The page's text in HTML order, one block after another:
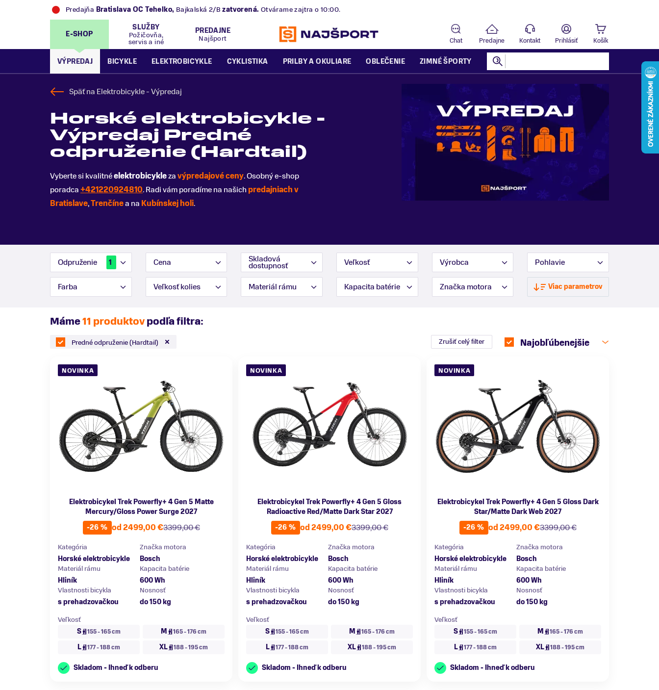
Predajňa Bratislava OC Tehelko, Bajkalská 2/B zatvorená. Otvárame zajtra o 10:00.
E-SHOP
SLUŽBY
Požičovňa,
servis a iné
PREDAJNE
Najšport
Chat Predajne Kontakt Prihlásiť Košík
VÝPREDAJ BICYKLE ELEKTROBICYKLE CYKLISTIKA PRILBY A OKULIARE OBLEČENIE ZIMNÉ ŠPORTY
Späť na Elektrobicykle - Výpredaj
Horské elektrobicykle -
Výpredaj Predné
odpruženie (Hardtail)
Vyberte si kvalitnéelektrobicyklezavýpredajové ceny. Osobný e-shop
poradca+421220924810. Radi vám poradíme na našich predajniach v
Bratislave,Trenčínea na Kubínskej holi.
Odpruženie 1 Cena Skladová
dostupnosť Veľkosť Výrobca Pohlavie
Farba Veľkosť kolies Materiál rámu Kapacita batérie Značka motora Viac parametrov
Máme11 produktovpodľa filtra:
Predné odpruženie (Hardtail) Zrušiť celý filter Najobľúbenejšie
NOVINKA
Elektrobicykel Trek Powerfly+ 4 Gen 5 Matte
Mercury/Gloss Power Surge 2027
-26 %
3399,00 €
od 2499,00 €
Kategória
Horské elektrobicykle
Značka motora
Bosch
Materiál rámu
Hliník
Kapacita batérie
600 Wh
Vlastnosti bicykla
s prehadzovačkou
Nosnosť
do 150 kg
Veľkosť
S
155 - 165 cm M 165 - 176 cm
L 177 - 188 cm XL 188 - 195 cm
Skladom - Ihneď k odberu
NOVINKA
Elektrobicykel Trek Powerfly+ 4 Gen 5 Gloss
Radioactive Red/Matte Dark Star 2027
-26 %
3399,00 €
od 2499,00 €
Kategória
Horské elektrobicykle
Značka motora
Bosch
Materiál rámu
Hliník
Kapacita batérie
600 Wh
Vlastnosti bicykla
s prehadzovačkou
Nosnosť
do 150 kg
Veľkosť
S
155 - 165 cm M 165 - 176 cm
L 177 - 188 cm XL 188 - 195 cm
Skladom - Ihneď k odberu
NOVINKA
Elektrobicykel Trek Powerfly+ 4 Gen 5 Gloss Dark
Star/Matte Dark Web 2027
-26 %
3399,00 €
od 2499,00 €
Kategória
Horské elektrobicykle
Značka motora
Bosch
Materiál rámu
Hliník
Kapacita batérie
600 Wh
Vlastnosti bicykla
s prehadzovačkou
Nosnosť
do 150 kg
Veľkosť
S
155 - 165 cm M 165 - 176 cm
L 177 - 188 cm XL 188 - 195 cm
Skladom - Ihneď k odberu